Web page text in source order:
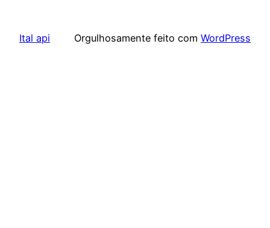
Ital api Orgulhosamente feito com WordPress